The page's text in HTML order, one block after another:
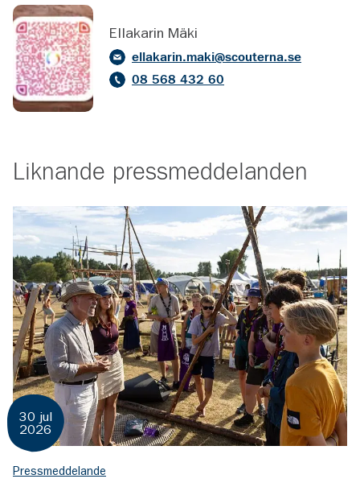
Ellakarin Mäki
ellakarin.maki@scouterna.se
08 568 432 60
Liknande pressmeddelanden
30 jul
2026
Pressmeddelande